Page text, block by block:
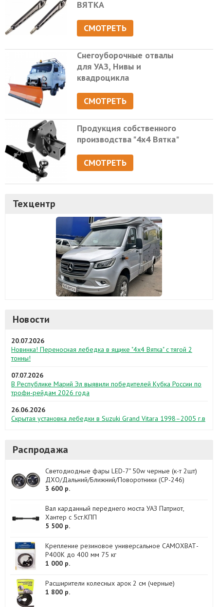
ВЯТКА
СМОТРЕТЬ
Снегоуборочные отвалы
для УАЗ, Нивы и
квадроцикла
СМОТРЕТЬ
Продукция собственного
производства "4х4 Вятка"
СМОТРЕТЬ
Техцентр
Новости
20.07.2026
Новинка! Переносная лебедка в ящике "4х4 Вятка" с тягой 2
тонны!
07.07.2026
В Республике Марий Эл выявили победителей Кубка России по
трофи-рейдам 2026 года
26.06.2026
Скрытая установка лебедки в Suzuki Grand Vitara 1998–2005 г.в
Распродажа
Светодиодные фары LED-7" 50w черные (к-т 2шт)
ДХО/Дальний/Ближний/Поворотники (CP-246)
3 600 р.
Вал карданный переднего моста УАЗ Патриот,
Хантер с 5ст.КПП
5 500 р.
Крепление резиновое универсальное САМОХВАТ-
Р400K до 400 мм 75 кг
1 000 р.
Расширители колесных арок 2 см (черные)
1 800 р.